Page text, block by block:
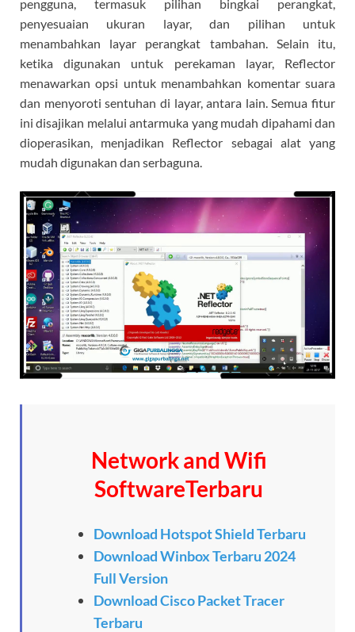
pengguna, termasuk pilihan bingkai perangkat,
penyesuaian ukuran layar, dan pilihan untuk
menambahkan layar perangkat tambahan. Selain itu,
ketika digunakan untuk perekaman layar, Reflector
menawarkan opsi untuk menambahkan komentar suara
dan menyoroti sentuhan di layar, antara lain. Semua fitur
ini disajikan melalui antarmuka yang mudah dipahami dan
dioperasikan, menjadikan Reflector sebagai alat yang
mudah digunakan dan serbaguna.
Network and Wifi
SoftwareTerbaru
Download Hotspot Shield Terbaru
Download Winbox Terbaru 2024
Full Version
Download Cisco Packet Tracer
Terbaru